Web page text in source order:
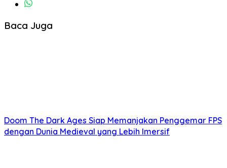
Baca Juga
Doom The Dark Ages Siap Memanjakan Penggemar FPS
dengan Dunia Medieval yang Lebih Imersif